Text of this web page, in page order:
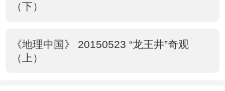
（下）
《地理中国》 20150523 “龙王井”奇观
（上）